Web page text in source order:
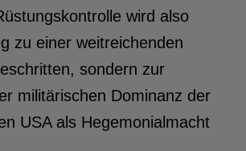
wird also
zu einer weitreichenden
sondern zur
militärischen Dominanz der
USA als Hegemonialmacht